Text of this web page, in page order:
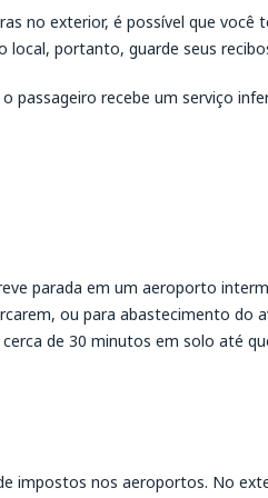
no exterior, é possível que você
local, portanto, guarde seus
o passageiro recebe um serviço
parada em um aeroporto
ou para abastecimento do
de 30 minutos em solo até
impostos nos aeroportos. No